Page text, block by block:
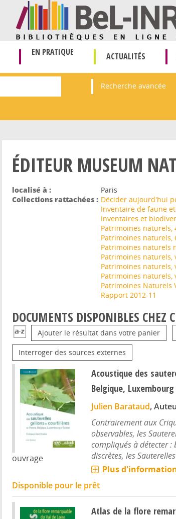
EN PRATIQUE ACTUALITÉS
Recherche avancée
ÉDITEUR MUSEUM
localisé à :
Paris
Collections rattachées : Décider aujourd'hui
Inventaire de faune
Inventaires et
Patrimoines naturels,
Patrimoines naturels,
Patrimoines naturels
Patrimoines naturels,
Patrimoines naturels,
Patrimoines naturels,
Patrimoines Naturels
Rapport 2012-11
DOCUMENTS DISPONIBLES CHEZ
Ajouter le résultat dans votre panier
Interroger des sources externes
ouvrage
Acoustique des
Belgique,
Julien Barataud,
Contrairement aux
observables, les
compliqués à détecter :
discrètes, les
Plus
Disponible pour le prêt
Atlas de la flore